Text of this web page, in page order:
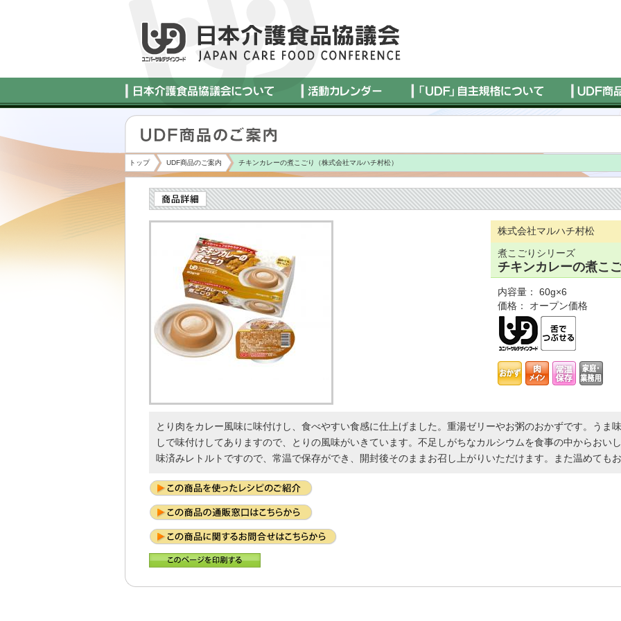
トップ UDF商品のご案内 チキンカレーの煮こごり（株式会社マルハチ村松）
株式会社マルハチ村松
煮こごりシリーズ
チキンカレーの煮こ
内容量： 60g×6
価格： オープン価格
とり肉をカレー風味に味付けし、食べやすい食感に仕上げました。重湯ゼリーやお粥のおかずです。うま
しで味付けしてありますので、とりの風味がいきています。不足しがちなカルシウムを食事の中からおい
味済みレトルトですので、常温で保存ができ、開封後そのままお召し上がりいただけます。また温めても